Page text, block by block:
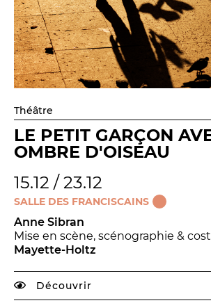
Théâtre
LE PETIT GARÇON
OMBRE D'OISEAU
15.12 / 23.12
SALLE DES FRANCISCAINS
Anne Sibran
Mise en scène, scénographie &
Mayette-Holtz
Découvrir